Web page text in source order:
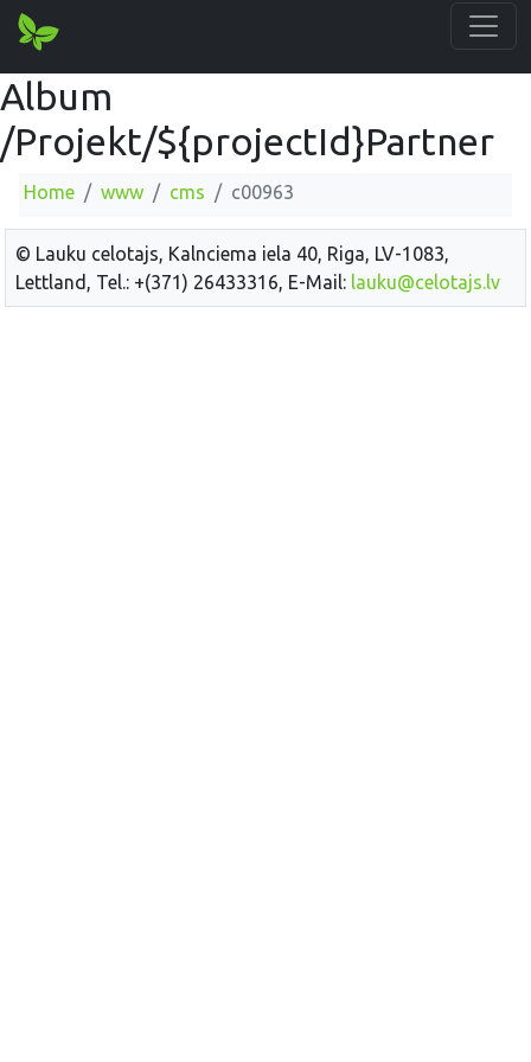
Album
/Projekt/${projectId}Partner
Home www cms c00963
© Lauku celotajs, Kalnciema iela 40, Riga, LV-1083,
Lettland, Tel.: +(371) 26433316, E-Mail: lauku@celotajs.lv